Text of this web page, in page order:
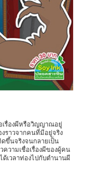
เรื่องผีหรือวิญญาณอยู่
งราวจากคนที่มีอยู่จริง
ขึ้นจริงจนกลายเป็น
ความเชื่อเรื่องผีของผู้คน
เวลาท่องไปกับตำนานผี